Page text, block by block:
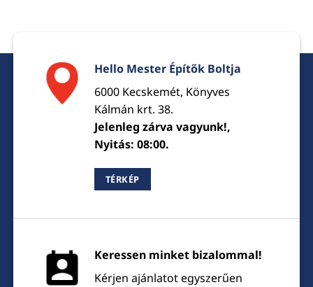
Hello Mester Építők Boltja
6000 Kecskemét, Könyves
Kálmán krt. 38.
Jelenleg zárva vagyunk!,
Nyitás: 08:00.
TÉRKÉP
Keressen minket bizalommal!
Kérjen ajánlatot egyszerűen